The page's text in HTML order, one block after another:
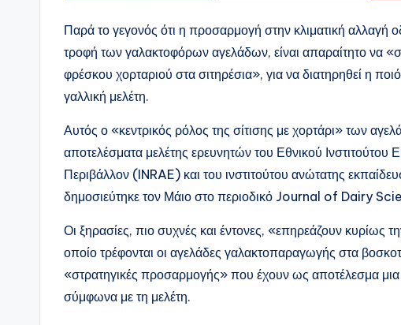
Παρά το γεγονός ότι η προσαρμογή στην κλιματική αλλαγή
τροφή των γαλακτοφόρων αγελάδων, είναι απαραίτητο να
φρέσκου χορταριού στα σιτηρέσια», για να διατηρηθεί η
γαλλική μελέτη.
Αυτός ο «κεντρικός ρόλος της σίτισης με χορτάρι» των
αποτελέσματα μελέτης ερευνητών του Εθνικού Ινστιτούτου
Περιβάλλον (INRAE) και του ινστιτούτου ανώτατης
δημοσιεύτηκε τον Μάιο στο περιοδικό Journal of Dairy
Οι ξηρασίες, πιο συχνές και έντονες, «επηρεάζουν κυρίως
οποίο τρέφονται οι αγελάδες γαλακτοπαραγωγής στα
«στρατηγικές προσαρμογής» που έχουν ως αποτέλεσμα μια
σύμφωνα με τη μελέτη.